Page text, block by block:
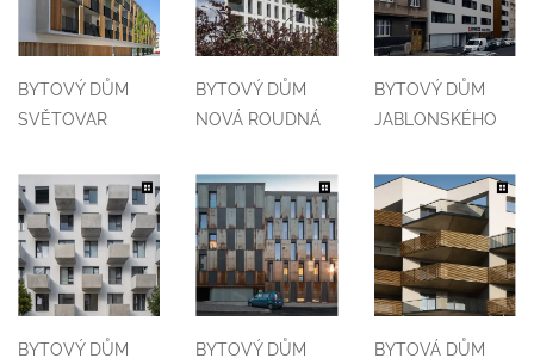
BYTOVÝ DŮM
SVĚTOVAR
BYTOVÝ DŮM
NOVÁ ROUDNÁ
BYTOVÝ DŮM
JABLONSKÉHO
BYTOVÝ DŮM
BYTOVÝ DŮM
BYTOVÁ DŮM